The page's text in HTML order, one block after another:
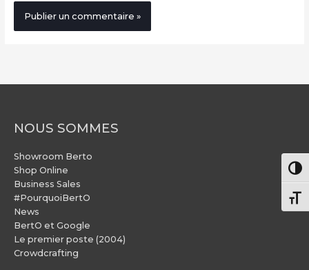
NOUS SOMMES
Showroom Berto
Shop Online
Business Sales
#PourquoiBertO
News
BertO et Google
Le premier poste (2004)
Crowdcrafting